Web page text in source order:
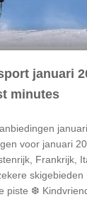
januari
minutes
voor januari
Frankrijk,
piste ❆